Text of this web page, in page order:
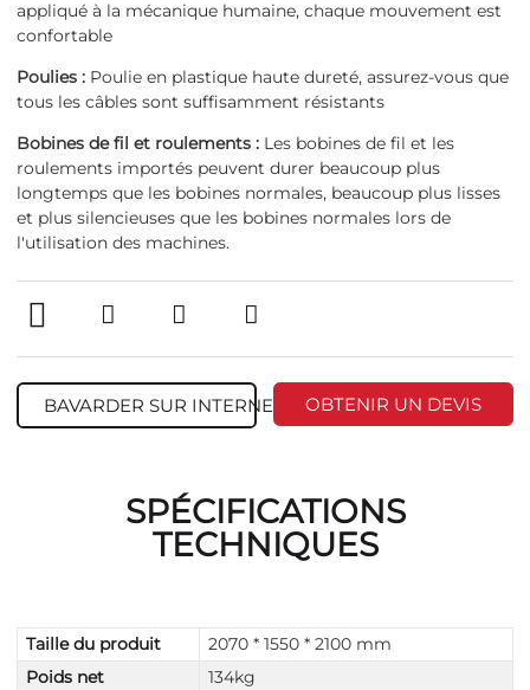
appliqué à la mécanique humaine, chaque mouvement est
confortable
Poulies : Poulie en plastique haute dureté, assurez-vous que
tous les câbles sont suffisamment résistants
Bobines de fil et roulements : Les bobines de fil et les
roulements importés peuvent durer beaucoup plus
longtemps que les bobines normales, beaucoup plus lisses
et plus silencieuses que les bobines normales lors de
l'utilisation des machines.
BAVARDER SUR INTERNET OBTENIR UN DEVIS
SPÉCIFICATIONS
TECHNIQUES
Taille du produit
2070 * 1550 * 2100 mm
Poids net
134kg